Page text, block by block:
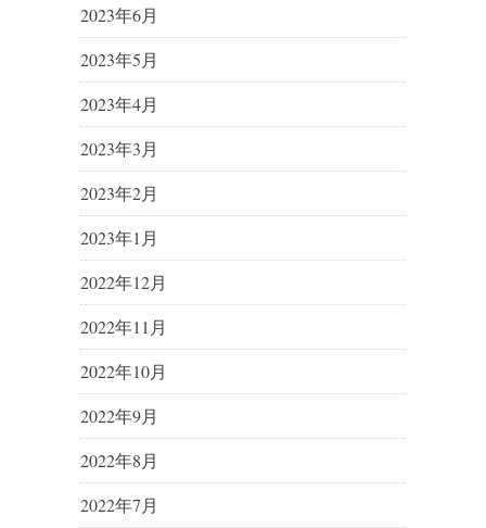
2023年6月
2023年5月
2023年4月
2023年3月
2023年2月
2023年1月
2022年12月
2022年11月
2022年10月
2022年9月
2022年8月
2022年7月